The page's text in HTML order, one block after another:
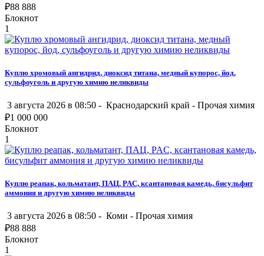
₽88 888
Блокнот
1
Куплю хромовый ангидрид, диоксид титана, медный купорос, йод,
сульфоуголь и другую химию неликвиды
3 августа 2026 в 08:50 - Краснодарский край - Прочая химия
₽1 000 000
Блокнот
1
Куплю реапак, кольматант, ПАЦ, PAC, ксантановая камедь, бисульфит
аммония и другую химию неликвиды
3 августа 2026 в 08:50 - Коми - Прочая химия
₽88 888
Блокнот
1